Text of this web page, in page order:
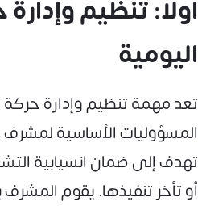
أولًا: تنظيم
اليومية
تعد مهمة تنظيم وإدارة حركة
المسؤوليات الأساسية
تهدف إلى ضمان انسيابية
أو تأخر تنفيذها. يقوم